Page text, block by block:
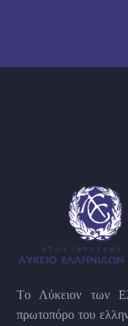
Tο Λύκειον των
πρωτοπόρο του